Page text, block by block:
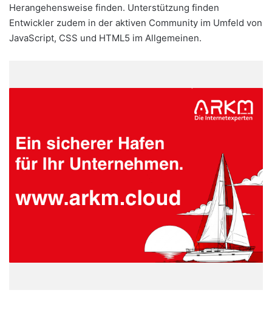
Herangehensweise finden. Unterstützung finden
Entwickler zudem in der aktiven Community im Umfeld von
JavaScript, CSS und HTML5 im Allgemeinen.